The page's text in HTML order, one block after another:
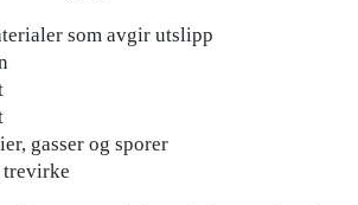
som avgir utslipp
gasser og sporer